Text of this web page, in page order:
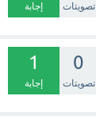
تصويتات إجابة
0
تصويتات
1
إجابة